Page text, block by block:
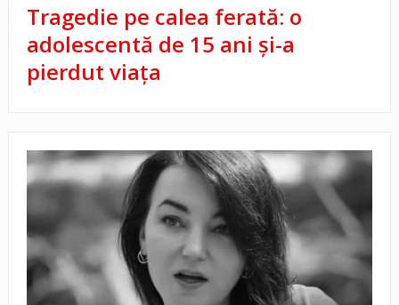
Tragedie pe calea ferată: o
adolescentă de 15 ani și-a
pierdut viața